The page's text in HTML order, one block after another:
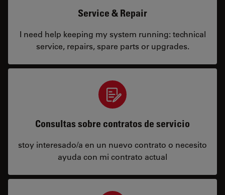
Service & Repair
I need help keeping my system running: technical
service, repairs, spare parts or upgrades.
Consultas sobre contratos de servicio
stoy interesado/a en un nuevo contrato o necesito
ayuda con mi contrato actual